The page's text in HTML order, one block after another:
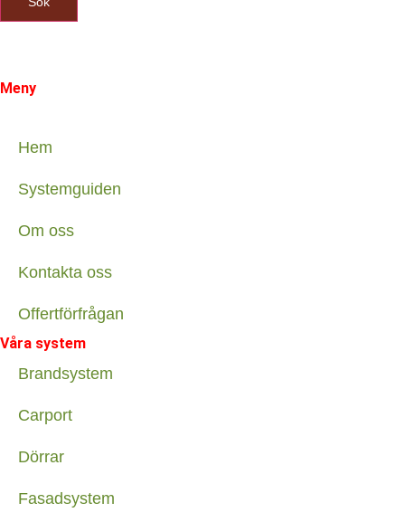
Meny
Hem
Systemguiden
Om oss
Kontakta oss
Offertförfrågan
Våra system
Brandsystem
Carport
Dörrar
Fasadsystem